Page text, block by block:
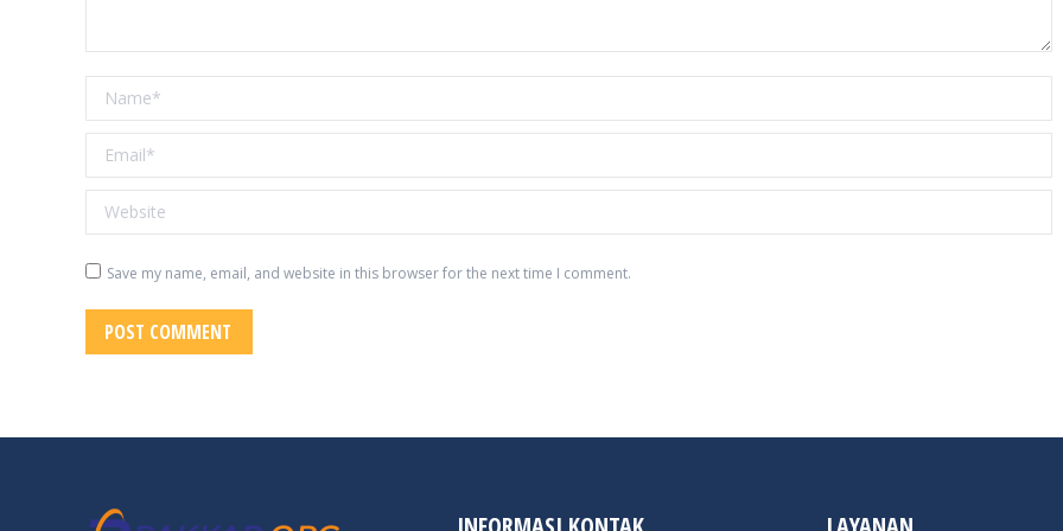
Name *
Email *
Website
Save my name, email, and website in this browser for the next time I comment.
POST COMMENT